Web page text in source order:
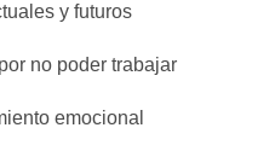
y futuros
no poder trabajar
emocional